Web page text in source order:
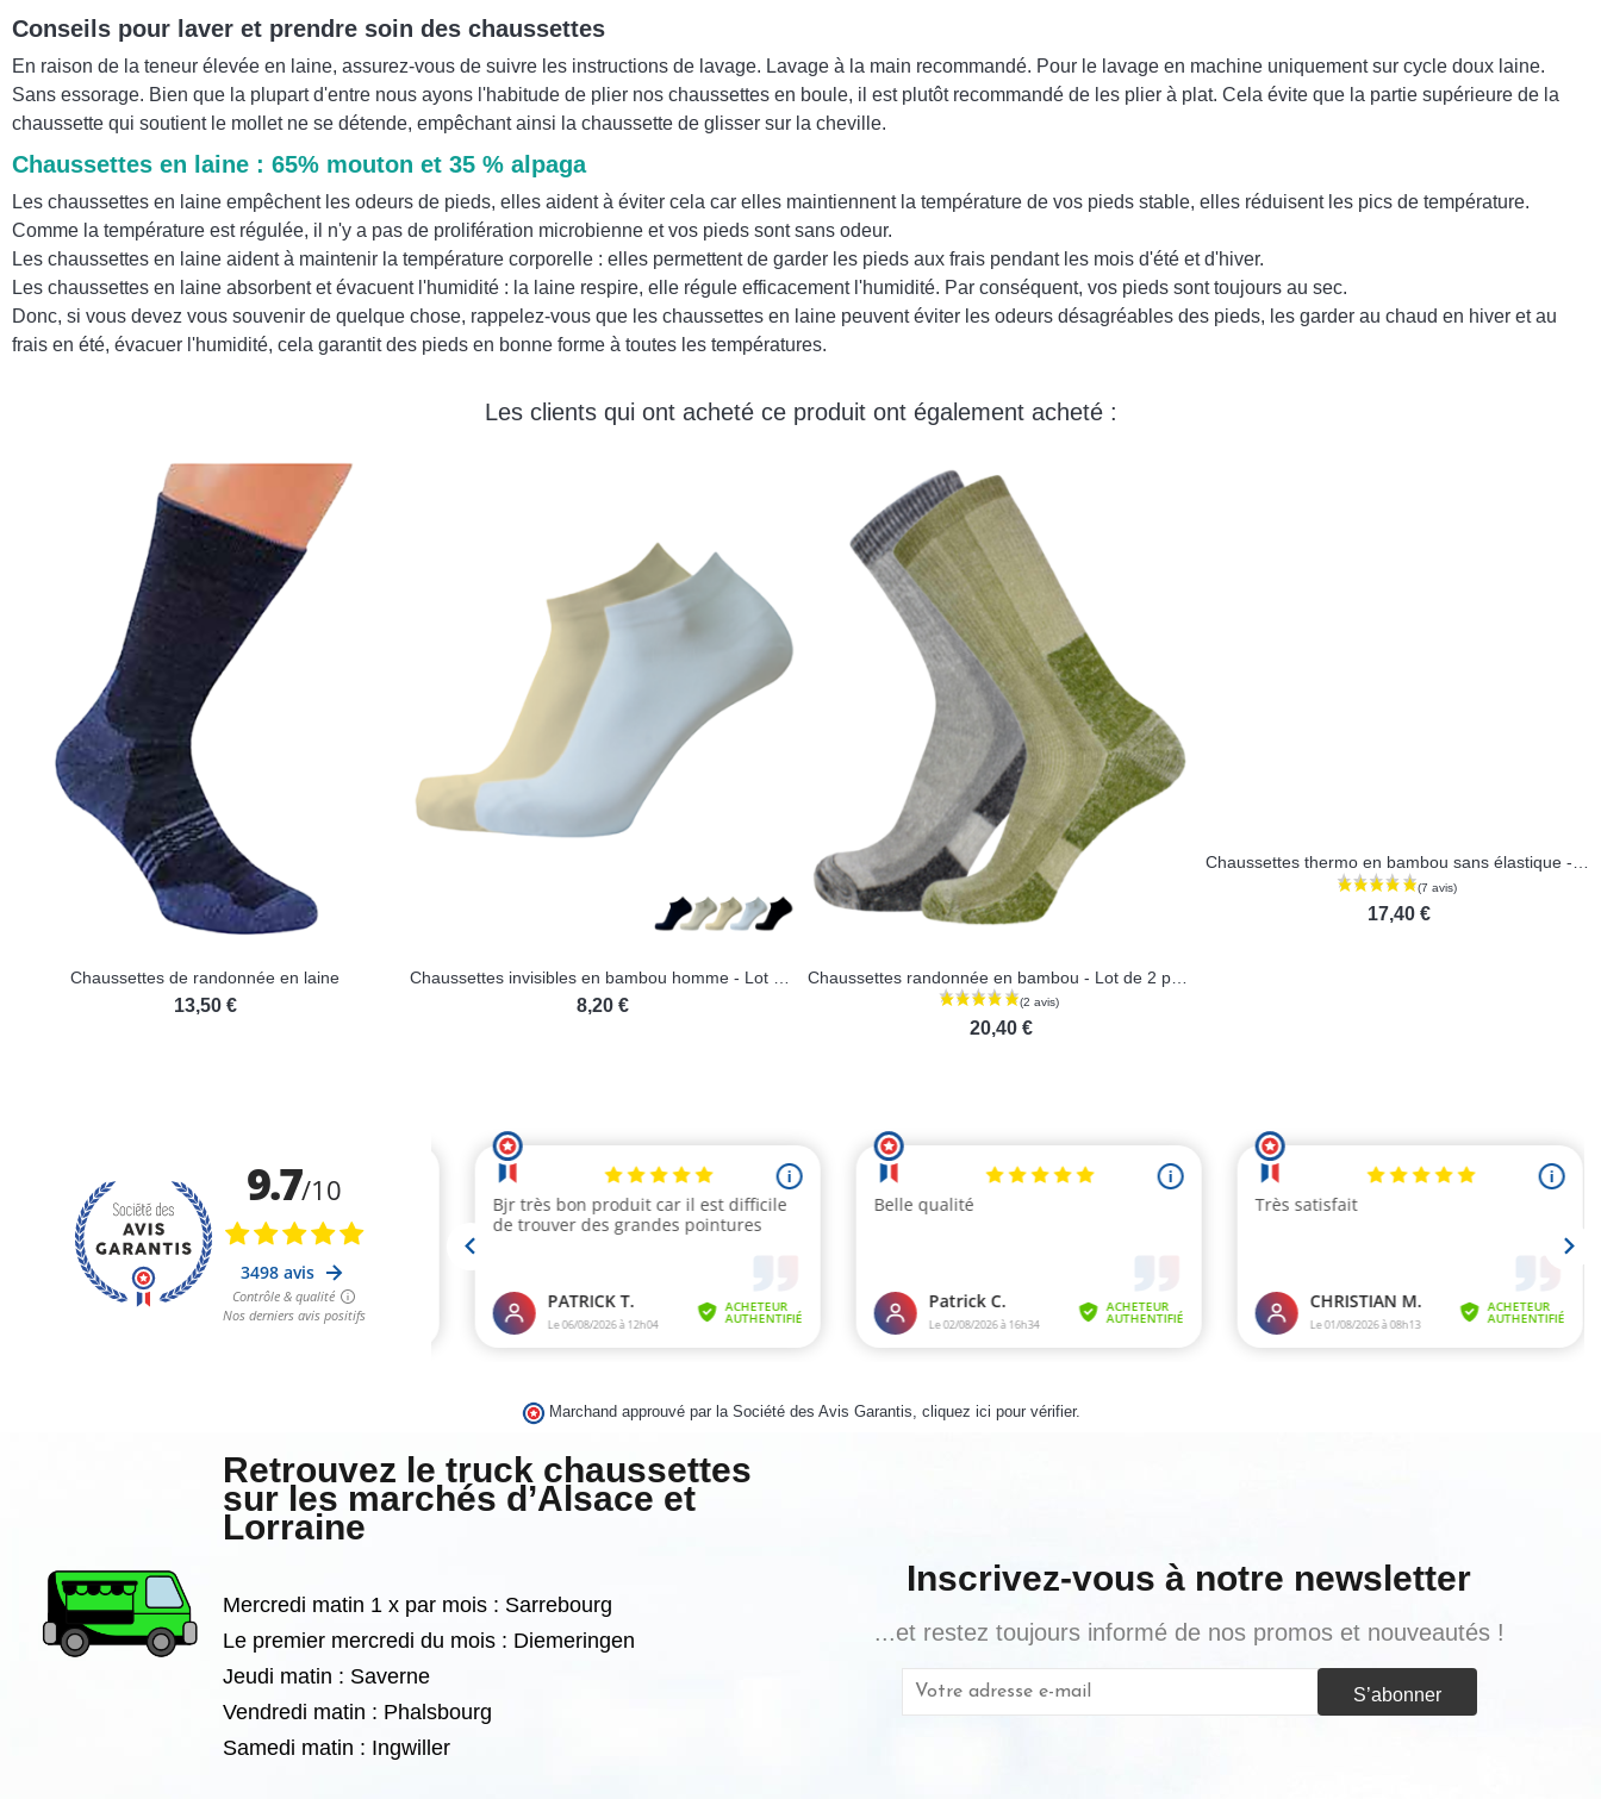
Conseils pour laver et prendre soin des chaussettes
En raison de la teneur élevée en laine, assurez-vous de suivre les instructions de lavage. Lavage à la main recommandé. Pour le lavage en machine uniquement sur cycle doux laine.
Sans essorage. Bien que la plupart d'entre nous ayons l'habitude de plier nos chaussettes en boule, il est plutôt recommandé de les plier à plat. Cela évite que la partie supérieure de la
chaussette qui soutient le mollet ne se détende, empêchant ainsi la chaussette de glisser sur la cheville.
Chaussettes en laine : 65% mouton et 35 % alpaga
Les chaussettes en laine empêchent les odeurs de pieds, elles aident à éviter cela car elles maintiennent la température de vos pieds stable, elles réduisent les pics de température.
Comme la température est régulée, il n'y a pas de prolifération microbienne et vos pieds sont sans odeur.
Les chaussettes en laine aident à maintenir la température corporelle : elles permettent de garder les pieds aux frais pendant les mois d'été et d'hiver.
Les chaussettes en laine absorbent et évacuent l'humidité : la laine respire, elle régule efficacement l'humidité. Par conséquent, vos pieds sont toujours au sec.
Donc, si vous devez vous souvenir de quelque chose, rappelez-vous que les chaussettes en laine peuvent éviter les odeurs désagréables des pieds, les garder au chaud en hiver et au
frais en été, évacuer l'humidité, cela garantit des pieds en bonne forme à toutes les températures.
Les clients qui ont acheté ce produit ont également acheté :
Chaussettes de randonnée en laine
13,50 € 8,20 €
20,40 €
Marchand approuvé par la Société des Avis Garantis, cliquez ici pour vérifier.
Retrouvez le truck chaussettes
sur les marchés d’Alsace et
Lorraine
Mercredi matin 1 x par mois : Sarrebourg
Le premier mercredi du mois : Diemeringen
Jeudi matin : Saverne
Vendredi matin : Phalsbourg
Samedi matin : Ingwiller
Inscrivez-vous à notre newsletter
...et restez toujours informé de nos promos et nouveautés !
S’abonner